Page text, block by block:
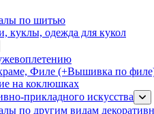
по шитью
куклы, одежда для кукол
Филе (+Вышивка по
на коклюшках
прикладного искусства
по другим видам